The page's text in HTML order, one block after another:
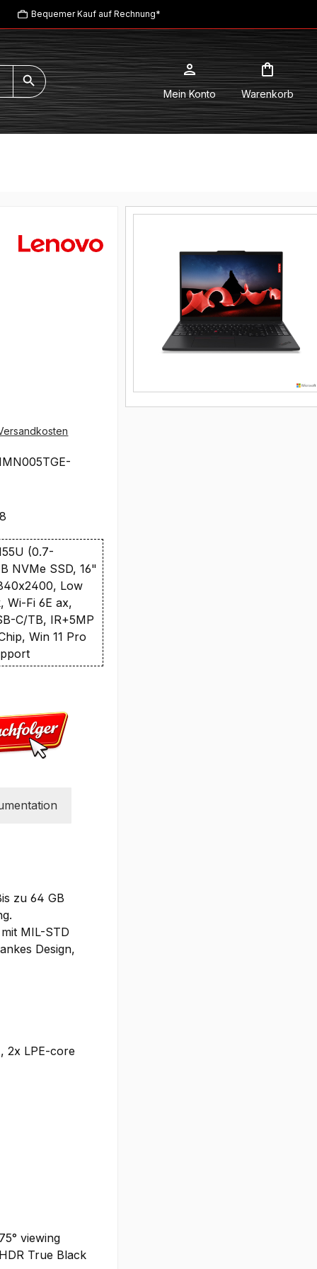
Bequemer Kauf auf Rechnung*
Mein Konto Warenkorb
(0.7-
NVMe SSD, 16"
Low
Wi-Fi 6E ax,
C/TB, IR+5MP
Win 11 Pro
zu 64 GB
MIL-STD
Design,
2x LPE-core
viewing
True Black